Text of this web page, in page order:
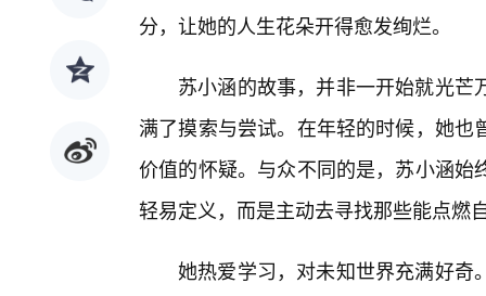
分，让她的人生花朵开得愈发绚烂。
苏小涵的故事，并非一开始就光
满了摸索与尝试。在年轻的时候，她
价值的怀疑。与众不同的是，苏小涵
轻易定义，而是主动去寻找那些能点燃
她热爱学习，对未知世界充满好奇